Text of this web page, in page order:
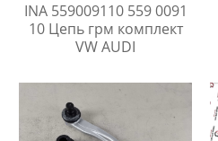
INA 559009110 559 0091
10 Цепь грм комплект
VW AUDI